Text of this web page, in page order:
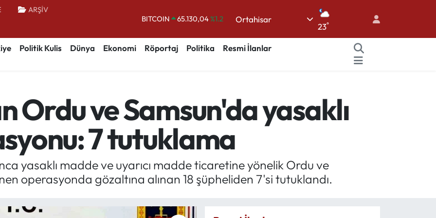
ARŞİV
BITCOIN 65.130,04%1.2
DOLAR
47,7106%0.17
EURO
55,1652%0.27
BİST100
13.773%-19
Ortahisar
23°
Politik Kulis Dünya Ekonomi Röportaj Politika
Resmi İlanlar
Ordu ve Samsun'da yasaklı
7 tutuklama
yasaklı madde ve uyarıcı madde ticaretine yönelik Ordu ve
operasyonda gözaltına alınan 18 şüpheliden 7'si tutuklandı.